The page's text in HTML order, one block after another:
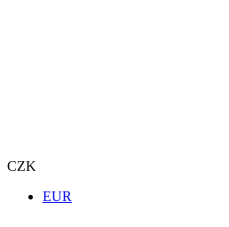
CZK
EUR